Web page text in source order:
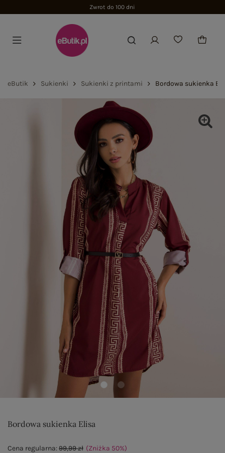
Zwrot do 100 dni
eButik Sukienki Sukienki z printami Bordowa sukienka
Bordowa sukienka Elisa
Cena regularna:99,99 zł (Zniżka 50%)